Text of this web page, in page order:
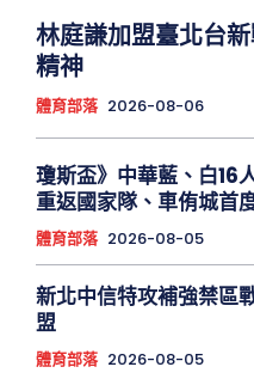
林庭謙加盟臺北台
精神
體育部落 2026-08-06
瓊斯盃》中華藍、白
重返國家隊、車侑城首
體育部落 2026-08-05
新北中信特攻補強禁
盟
體育部落 2026-08-05